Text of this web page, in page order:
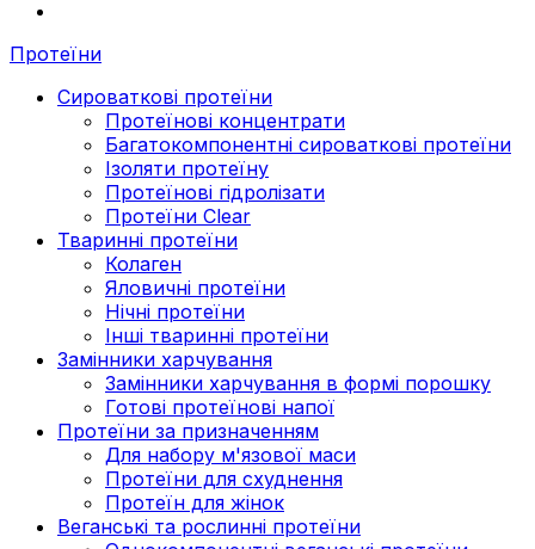
Протеїни
Сироваткові протеїни
Протеїнові концентрати
Багатокомпонентні сироваткові протеїни
Ізоляти протеїну
Протеїнові гідролізати
Протеїни Clear
Тваринні протеїни
Колаген
Яловичні протеїни
Нічні протеїни
Інші тваринні протеїни
Замінники харчування
Замінники харчування в формі порошку
Готові протеїнові напої
Протеїни за призначенням
Для набору м'язової маси
Протеїни для схуднення
Протеїн для жінок
Веганські та рослинні протеїни